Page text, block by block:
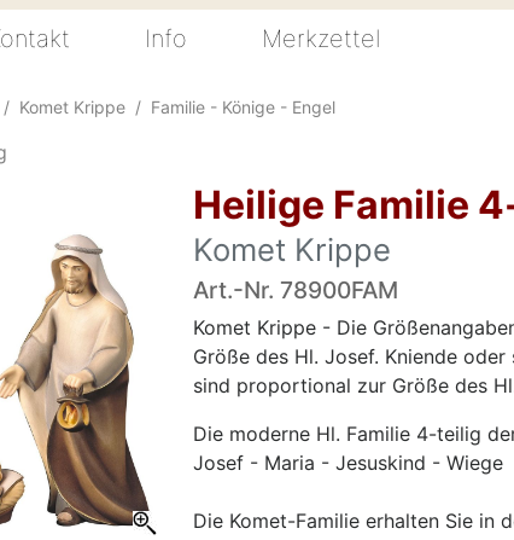
Info Merkzettel
Komet Krippe Familie - Könige - Engel
Heilige Familie
Komet Krippe
Art.-Nr. 78900FAM
Komet Krippe - Die
Größe des Hl. Josef. Kniende
sind proportional zur Größe des
Die moderne Hl. Familie 4-teilig
Josef - Maria - Jesuskind - Wiege
Die Komet-Familie erhalten Sie in